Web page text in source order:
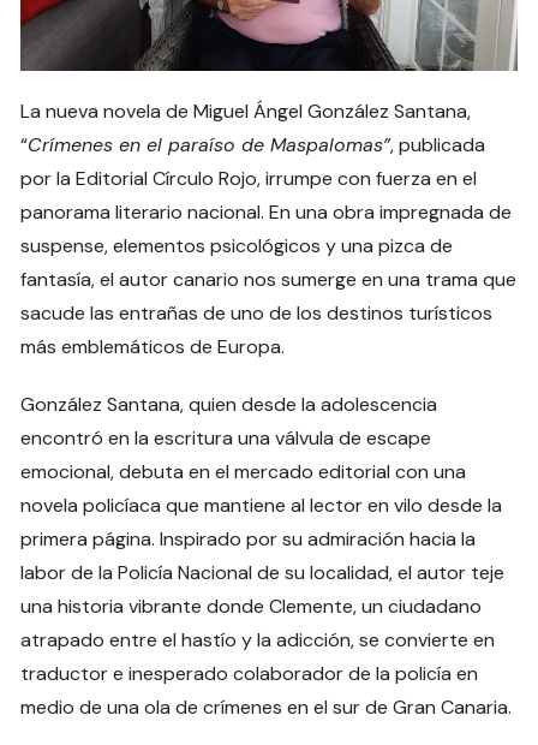
La nueva novela de Miguel Ángel González Santana,
“Crímenes en el paraíso de Maspalomas”, publicada
por la Editorial Círculo Rojo, irrumpe con fuerza en el
panorama literario nacional. En una obra impregnada de
suspense, elementos psicológicos y una pizca de
fantasía, el autor canario nos sumerge en una trama que
sacude las entrañas de uno de los destinos turísticos
más emblemáticos de Europa.
González Santana, quien desde la adolescencia
encontró en la escritura una válvula de escape
emocional, debuta en el mercado editorial con una
novela policíaca que mantiene al lector en vilo desde la
primera página. Inspirado por su admiración hacia la
labor de la Policía Nacional de su localidad, el autor teje
una historia vibrante donde Clemente, un ciudadano
atrapado entre el hastío y la adicción, se convierte en
traductor e inesperado colaborador de la policía en
medio de una ola de crímenes en el sur de Gran Canaria.